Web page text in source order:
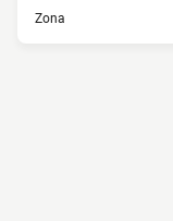
Zona